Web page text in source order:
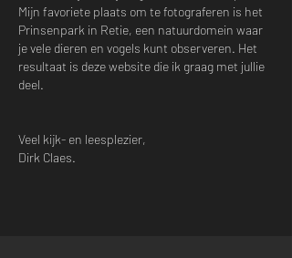
Mijn favoriete plaats om te fotograferen is het
Prinsenpark in Retie, een natuurdomein waar
je vele dieren en vogels kunt observeren. Het
resultaat is deze website die ik graag met jullie
deel.
Veel kijk- en leesplezier,
Dirk Claes.